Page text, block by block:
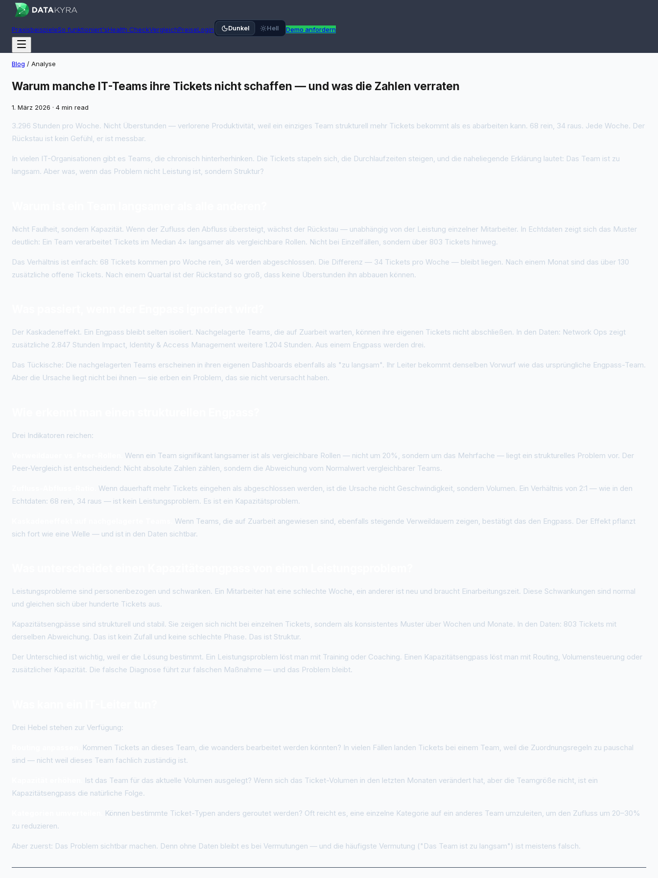
PraxisbeispieleSo funktioniert'sHealth CheckVergleichPreiseLogin Dunkel Hell Demo anfordern
Blog / Analyse
Warum manche IT-Teams ihre Tickets nicht schaffen — und was die Zahlen verraten
1. März 2026 · 4 min read
3.296 Stunden pro Woche. Nicht Überstunden — verlorene Produktivität, weil ein einziges Team strukturell mehr Tickets bekommt als es abarbeiten kann. 68 rein, 34 raus. Jede Woche. Der
Rückstau ist kein Gefühl, er ist messbar.
In vielen IT-Organisationen gibt es Teams, die chronisch hinterherhinken. Die Tickets stapeln sich, die Durchlaufzeiten steigen, und die naheliegende Erklärung lautet: Das Team ist zu
langsam. Aber was, wenn das Problem nicht Leistung ist, sondern Struktur?
Nicht Faulheit, sondern Kapazität. Wenn der Zufluss den Abfluss übersteigt, wächst der Rückstau — unabhängig von der Leistung einzelner Mitarbeiter. In Echtdaten zeigt sich das Muster
deutlich: Ein Team verarbeitet Tickets im Median 4× langsamer als vergleichbare Rollen. Nicht bei Einzelfällen, sondern über 803 Tickets hinweg.
Das Verhältnis ist einfach: 68 Tickets kommen pro Woche rein, 34 werden abgeschlossen. Die Differenz — 34 Tickets pro Woche — bleibt liegen. Nach einem Monat sind das über 130
zusätzliche offene Tickets. Nach einem Quartal ist der Rückstand so groß, dass keine Überstunden ihn abbauen können.
Der Kaskadeneffekt. Ein Engpass bleibt selten isoliert. Nachgelagerte Teams, die auf Zuarbeit warten, können ihre eigenen Tickets nicht abschließen. In den Daten: Network Ops zeigt
zusätzliche 2.847 Stunden Impact, Identity & Access Management weitere 1.204 Stunden. Aus einem Engpass werden drei.
Das Tückische: Die nachgelagerten Teams erscheinen in ihren eigenen Dashboards ebenfalls als "zu langsam". Ihr Leiter bekommt denselben Vorwurf wie das ursprüngliche Engpass-Team.
Aber die Ursache liegt nicht bei ihnen — sie erben ein Problem, das sie nicht verursacht haben.
Drei Indikatoren reichen:
Wenn ein Team signifikant langsamer ist als vergleichbare Rollen — nicht um 20%, sondern um das Mehrfache — liegt ein strukturelles Problem vor. Der
Peer-Vergleich ist entscheidend: Nicht absolute Zahlen zählen, sondern die Abweichung vom Normalwert vergleichbarer Teams.
Wenn dauerhaft mehr Tickets eingehen als abgeschlossen werden, ist die Ursache nicht Geschwindigkeit, sondern Volumen. Ein Verhältnis von 2:1 — wie in den
Echtdaten: 68 rein, 34 raus — ist kein Leistungsproblem. Es ist ein Kapazitätsproblem.
Wenn Teams, die auf Zuarbeit angewiesen sind, ebenfalls steigende Verweildauern zeigen, bestätigt das den Engpass. Der Effekt pflanzt
sich fort wie eine Welle — und ist in den Daten sichtbar.
Leistungsprobleme sind personenbezogen und schwanken. Ein Mitarbeiter hat eine schlechte Woche, ein anderer ist neu und braucht Einarbeitungszeit. Diese Schwankungen sind normal
und gleichen sich über hunderte Tickets aus.
Kapazitätsengpässe sind strukturell und stabil. Sie zeigen sich nicht bei einzelnen Tickets, sondern als konsistentes Muster über Wochen und Monate. In den Daten: 803 Tickets mit
derselben Abweichung. Das ist kein Zufall und keine schlechte Phase. Das ist Struktur.
Der Unterschied ist wichtig, weil er die Lösung bestimmt. Ein Leistungsproblem löst man mit Training oder Coaching. Einen Kapazitätsengpass löst man mit Routing, Volumensteuerung oder
zusätzlicher Kapazität. Die falsche Diagnose führt zur falschen Maßnahme — und das Problem bleibt.
Drei Hebel stehen zur Verfügung:
Kommen Tickets an dieses Team, die woanders bearbeitet werden könnten? In vielen Fällen landen Tickets bei einem Team, weil die Zuordnungsregeln zu pauschal
sind — nicht weil dieses Team fachlich zuständig ist.
Ist das Team für das aktuelle Volumen ausgelegt? Wenn sich das Ticket-Volumen in den letzten Monaten verändert hat, aber die Teamgröße nicht, ist ein
Kapazitätsengpass die natürliche Folge.
Können bestimmte Ticket-Typen anders geroutet werden? Oft reicht es, eine einzelne Kategorie auf ein anderes Team umzuleiten, um den Zufluss um 20–30%
zu reduzieren.
Aber zuerst: Das Problem sichtbar machen. Denn ohne Daten bleibt es bei Vermutungen — und die häufigste Vermutung ("Das Team ist zu langsam") ist meistens falsch.